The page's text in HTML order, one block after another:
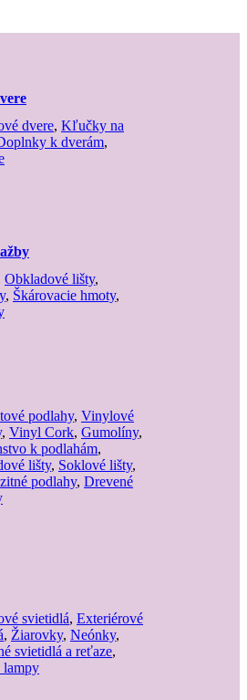
dvere, Kľučky na
k dverám,
Obkladové lišty,
, Škárovacie hmoty,
podlahy, Vinylové
, Vinyl Cork, Gumolíny,
k podlahám,
lišty, Soklové lišty,
podlahy, Drevené
svietidlá, Exteriérové
, Žiarovky, Neónky,
svietidlá a reťaze,
lampy